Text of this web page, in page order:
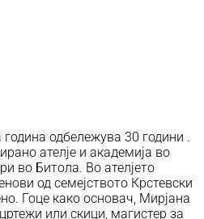
година одбележува 30 години .
ателје и академија во
во Битола. Во ателјето
од семејството Крстевски
Гоце како основач, Мирјана
или скици, магистер за